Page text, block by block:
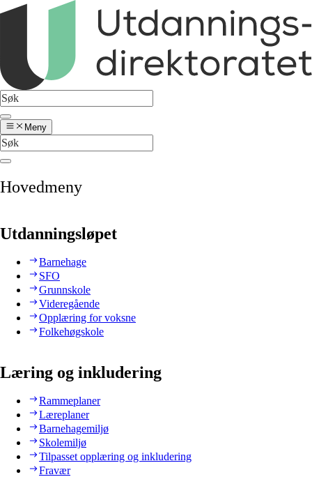
Meny
Hovedmeny
Utdanningsløpet
Barnehage
SFO
Grunnskole
Videregående
Opplæring for voksne
Folkehøgskole
Læring og inkludering
Rammeplaner
Læreplaner
Barnehagemiljø
Skolemiljø
Tilpasset opplæring og inkludering
Fravær